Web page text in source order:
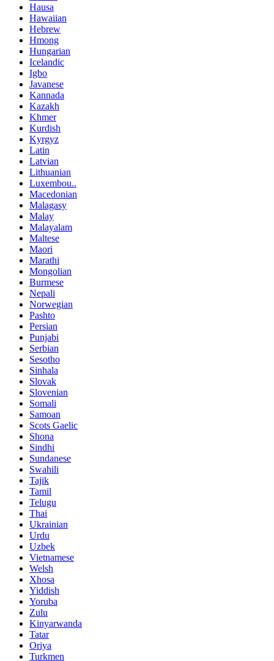
Hausa
Hawaiian
Hebrew
Hmong
Hungarian
Icelandic
Igbo
Javanese
Kannada
Kazakh
Khmer
Kurdish
Kyrgyz
Latin
Latvian
Lithuanian
Luxembou..
Macedonian
Malagasy
Malay
Malayalam
Maltese
Maori
Marathi
Mongolian
Burmese
Nepali
Norwegian
Pashto
Persian
Punjabi
Serbian
Sesotho
Sinhala
Slovak
Slovenian
Somali
Samoan
Scots Gaelic
Shona
Sindhi
Sundanese
Swahili
Tajik
Tamil
Telugu
Thai
Ukrainian
Urdu
Uzbek
Vietnamese
Welsh
Xhosa
Yiddish
Yoruba
Zulu
Kinyarwanda
Tatar
Oriya
Turkmen